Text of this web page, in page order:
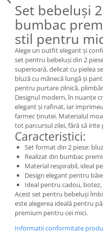
Set bebeluși
bumbac
stil pentru
Alege un outfit elegant și
set pentru bebeluși din 2
superioară, delicat cu pielea
bluză cu mânecă lungă și
pentru purtare zilnică,
Designul modern, în nuanțe
elegant și rafinat, iar
farmec ținutei. Materialul
tot parcursul zilei, fără să irite
Caracteristici:
Set format din 2 piese:
Realizat din bumbac
Material respirabil, ideal
Design elegant pentru
Ideal pentru cadou,
Acest set pentru bebeluși
este alegerea ideală pentru
premium pentru cei mici.
Informatii conformitate